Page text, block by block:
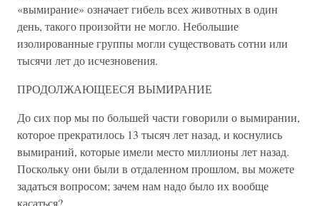
«вымирание» означает гибель всех животных в один
день, такого произойти не могло. Небольшие
изолированные группы могли существовать сотни или
тысячи лет до исчезновения.
ПРОДОЛЖАЮЩЕЕСЯ ВЫМИРАНИЕ
До сих пор мы по большей части говорили о вымирании,
которое прекратилось 13 тысяч лет назад, и коснулись
вымираний, которые имели место миллионы лет назад.
Поскольку они были в отдаленном прошлом, вы можете
задаться вопросом; зачем нам надо было их вообще
касаться?